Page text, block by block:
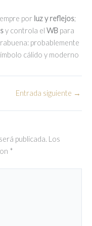
por luz y reflejos;
y controla el WB para
probablemente
cálido y moderno
Entrada siguiente →
publicada. Los
*